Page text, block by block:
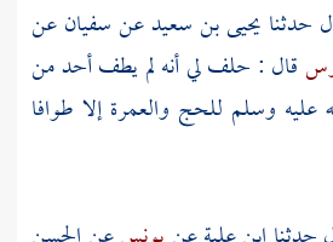
حدثنا يحيى بن سعيدعنسفيانعن
قال : حلف لي أنه لم يطف أحد من
وسلم للحج والعمرة إلا طوافا